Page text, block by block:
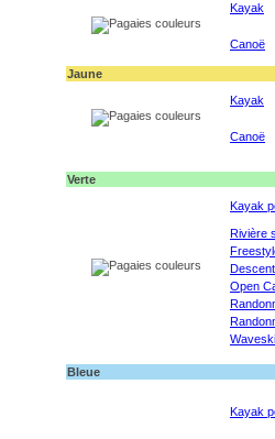
Kayak
Canoë
Jaune
Kayak
Canoë
Verte
Kayak
Rivière
Open
Waveski
Bleue
Kayak